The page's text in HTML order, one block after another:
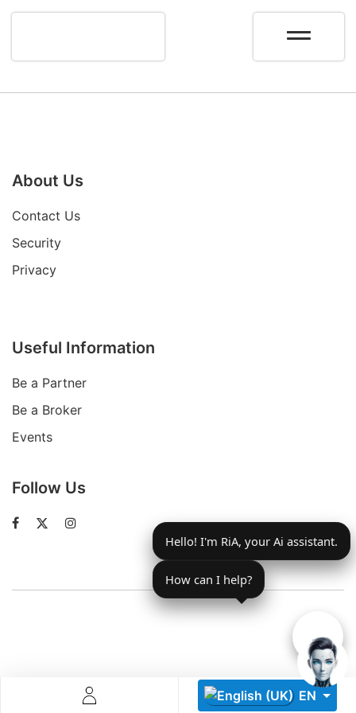
EN
About Us
Contact Us
Security
Privacy
Useful Information
Be a Partner
Be a Broker
Events
Follow Us
Platformă integrată pentru managementul flotei de roboți
Monitorizare în timp real și analiză date
Conectează roboți, software și servicii într-o singură
Scalabil de la 1 robot la zeci de unități
Hello! I'm RiA, your Ai assistant.
How can I help?